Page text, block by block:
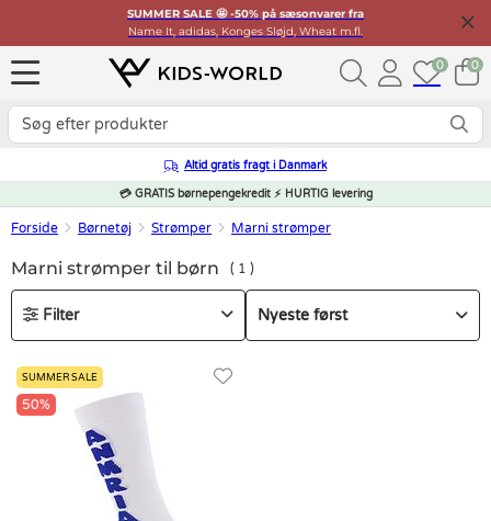
SUMMER SALE 🤩 -50% på sæsonvarer fra
Name It, adidas, Konges Sløjd, Wheat m.fl.
0 0
Altid gratis fragt i Danmark
💳 GRATIS børnepengekredit ⚡ HURTIG levering
Forside Børnetøj Strømper Marni strømper
Marni strømper til børn 1
Filter
SUMMER SALE
50%